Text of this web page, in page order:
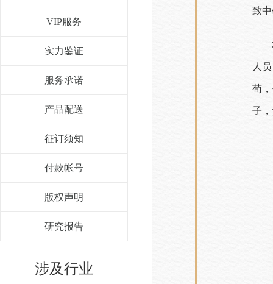
VIP服务
实力鉴证
服务承诺
产品配送
征订须知
付款帐号
版权声明
研究报告
涉及行业
致
人
苟
子